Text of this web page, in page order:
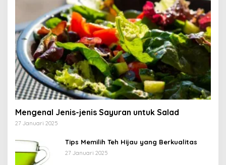
Mengenal Jenis-jenis Sayuran untuk Salad
27 Januari 2025
Tips Memilih Teh Hijau yang Berkualitas
27 Januari 2025